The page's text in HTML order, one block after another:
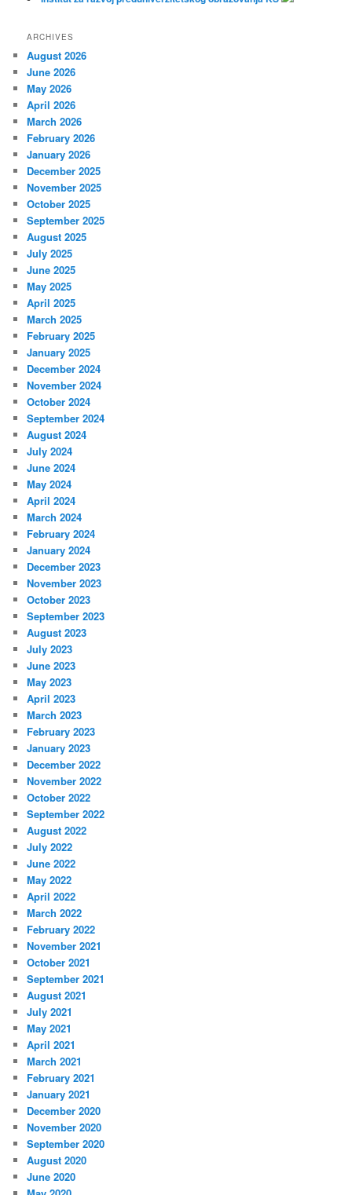
ARCHIVES
August 2026
June 2026
May 2026
April 2026
March 2026
February 2026
January 2026
December 2025
November 2025
October 2025
September 2025
August 2025
July 2025
June 2025
May 2025
April 2025
March 2025
February 2025
January 2025
December 2024
November 2024
October 2024
September 2024
August 2024
July 2024
June 2024
May 2024
April 2024
March 2024
February 2024
January 2024
December 2023
November 2023
October 2023
September 2023
August 2023
July 2023
June 2023
May 2023
April 2023
March 2023
February 2023
January 2023
December 2022
November 2022
October 2022
September 2022
August 2022
July 2022
June 2022
May 2022
April 2022
March 2022
February 2022
November 2021
October 2021
September 2021
August 2021
July 2021
May 2021
April 2021
March 2021
February 2021
January 2021
December 2020
November 2020
September 2020
August 2020
June 2020